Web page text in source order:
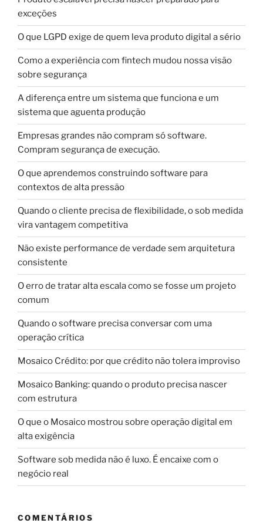
exceções
O que LGPD exige de quem leva produto digital a sério
Como a experiência com fintech mudou nossa visão
sobre segurança
A diferença entre um sistema que funciona e um
sistema que aguenta produção
Empresas grandes não compram só software.
Compram segurança de execução.
O que aprendemos construindo software para
contextos de alta pressão
Quando o cliente precisa de flexibilidade, o sob medida
vira vantagem competitiva
Não existe performance de verdade sem arquitetura
consistente
O erro de tratar alta escala como se fosse um projeto
comum
Quando o software precisa conversar com uma
operação crítica
Mosaico Crédito: por que crédito não tolera improviso
Mosaico Banking: quando o produto precisa nascer
com estrutura
O que o Mosaico mostrou sobre operação digital em
alta exigência
Software sob medida não é luxo. É encaixe com o
negócio real
COMENTÁRIOS